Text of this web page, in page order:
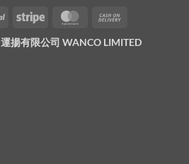
PayPal Stripe MasterCard
Delivery
運揚有限公司 WANCO LIMITED